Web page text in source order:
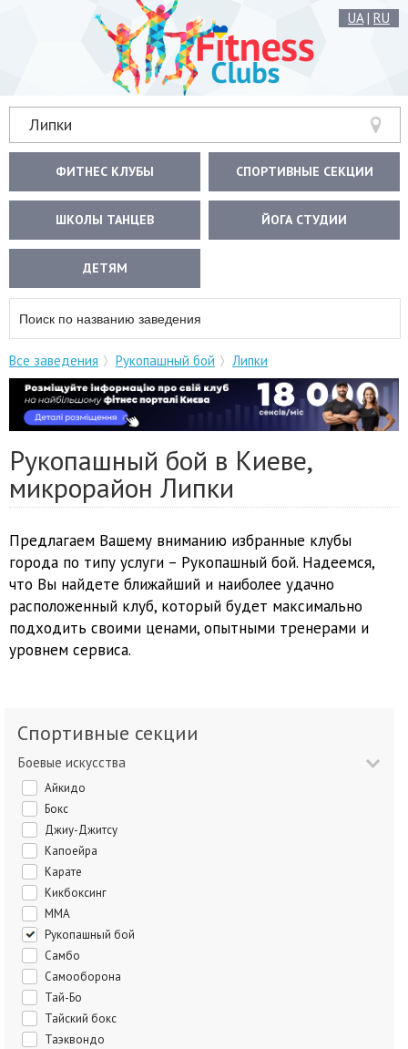
UA| RU
Липки
ФИТНЕС КЛУБЫ СПОРТИВНЫЕ СЕКЦИИ
ШКОЛЫ ТАНЦЕВ ЙОГА СТУДИИ
ДЕТЯМ
Все заведения Рукопашный бой Липки
Рукопашный бой в Киеве,
микрорайон Липки
Предлагаем Вашему вниманию избранные клубы
города по типу услуги – Рукопашный бой. Надеемся,
что Вы найдете ближайший и наиболее удачно
расположенный клуб, который будет максимально
подходить своими ценами, опытными тренерами и
уровнем сервиса.
Спортивные секции
Боевые искусства
Айкидо
Бокс
Джиу-Джитсу
Капоейра
Карате
Кикбоксинг
ММА
Рукопашный бой
Самбо
Самооборона
Тай-Бо
Тайский бокс
Таэквондо